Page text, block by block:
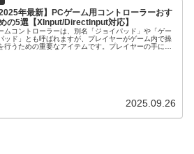
2025年最新】PCゲーム用コントローラーおす
の5選【XInput/DirectInput対応】
ムコントローラーは、別名「ジョイパッド」や「ゲー
ッド」とも呼ばれますが、プレイヤーがゲーム内で操
行うための重要なアイテムです。プレイヤーの手によ
2025.09.26